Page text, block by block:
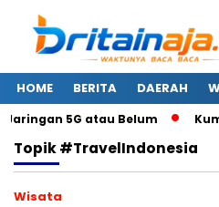
HOME BERITA DAERAH
5G atau Belum
Topik#TravelIndonesia
Wisata